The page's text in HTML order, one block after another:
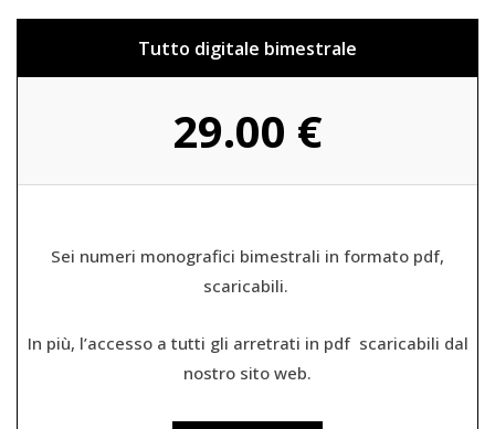
Tutto digitale bimestrale
29.00 €
Sei numeri monografici bimestrali in formato pdf,
scaricabili.
In più, l’accesso a tutti gli arretrati in pdf scaricabili dal
nostro sito web.